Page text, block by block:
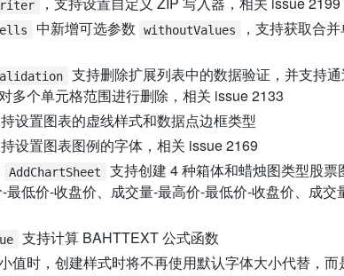
中新增可选参数 withoutValues
，支持获取合
支持删除扩展列表中的数据验证，并支持
多个单元格范围进行删除，相关 issue 2133
设置图表的虚线样式和数据点边框类型
设置图表图例的字体，相关 issue 2169
AddChartSheet
支持创建 4 种箱体和蜡烛图类型股
最低价-收盘价、成交量-最高价-最低价-收盘价、成交
支持计算 BAHTTEXT 公式函数
值时，创建样式时将不再使用默认字体大小代替，